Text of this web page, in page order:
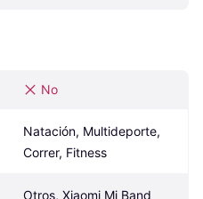
No
Natación, Multideporte,
Correr, Fitness
Otros, Xiaomi Mi Band